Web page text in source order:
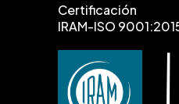
Certificación
IRAM-ISO